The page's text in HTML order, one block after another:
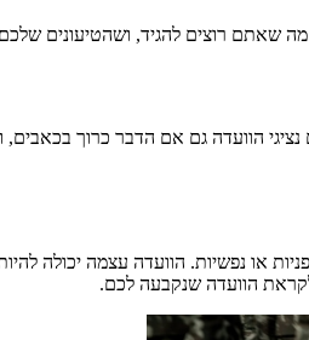
רוצים להגיד, ושהטיעונים שלכם
הוועדה גם אם הדבר כרוך
או נפשיות. הוועדה עצמה יכולה
הוועדה שנקבעה לכם.